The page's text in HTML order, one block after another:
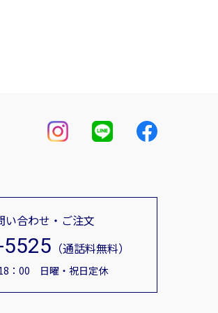
手段によってはならず、適
しないものとします。
い合わせ・ご注文
（通話料無料）
：00 日曜・祝日定休